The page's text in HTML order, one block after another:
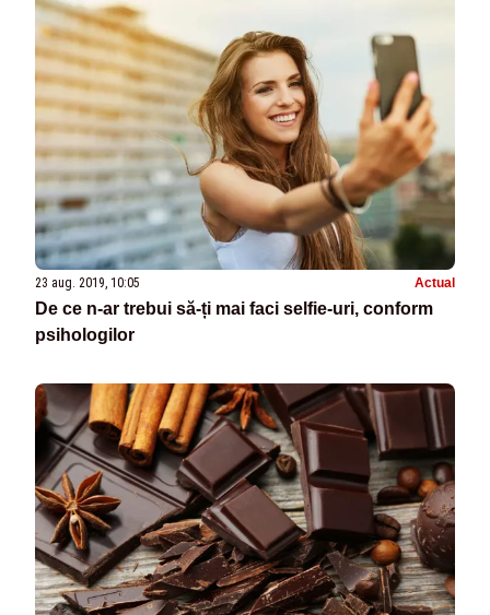
23 aug. 2019, 10:05 Actual
De ce n-ar trebui să-ți mai faci selfie-uri, conform
psihologilor